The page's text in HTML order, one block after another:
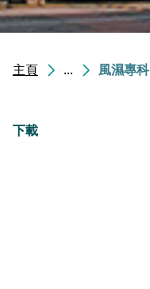
主頁 ... 風濕專科
下載